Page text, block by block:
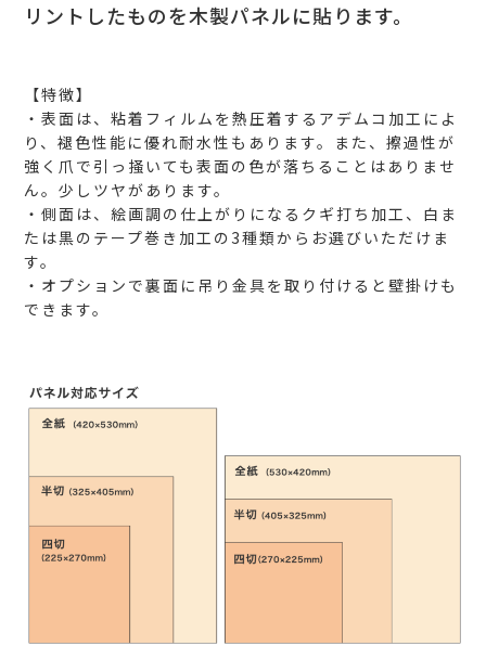
リントしたものを木製パネルに貼ります。
【特徴】
・表面は、粘着フィルムを熱圧着するアデムコ加工によ
り、褪色性能に優れ耐水性もあります。また、擦過性が
強く爪で引っ掻いても表面の色が落ちることはありませ
ん。少しツヤがあります。
・側面は、絵画調の仕上がりになるクギ打ち加工、白ま
たは黒のテープ巻き加工の3種類からお選びいただけま
す。
・オプションで裏面に吊り金具を取り付けると壁掛けも
できます。